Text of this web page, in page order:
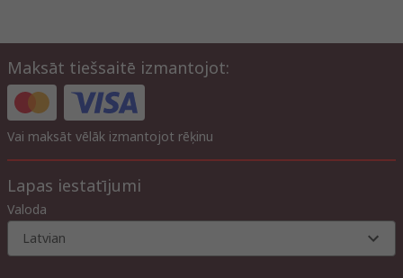
Maksāt tiešsaitē izmantojot:
Vai maksāt vēlāk izmantojot rēķinu
Lapas iestatījumi
Valoda
Latvian